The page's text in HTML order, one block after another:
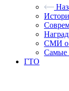
СМИ о
Самые
ГТО